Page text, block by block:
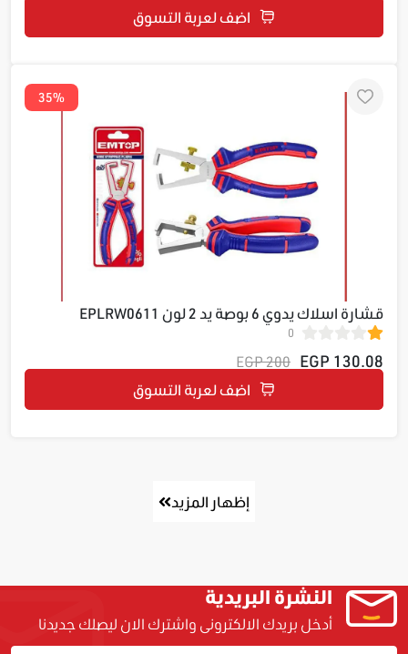
اضف لعربة التسوق
35%
قشارة اسلاك يدوي 6 بوصة يد 2 لون EPLRW0611
0
130.08 EGP
200 EGP
اضف لعربة التسوق
إظهار المزيد
النشرة البريدية
أدخل بريدك الالكترونى واشترك الان ليصلك جديدنا